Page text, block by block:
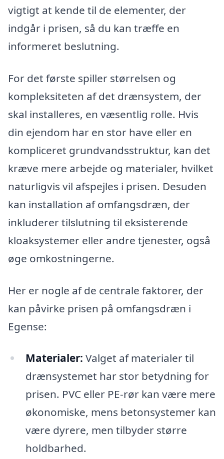
vigtigt at kende til de elementer, der
indgår i prisen, så du kan træffe en
informeret beslutning.
For det første spiller størrelsen og
kompleksiteten af det drænsystem, der
skal installeres, en væsentlig rolle. Hvis
din ejendom har en stor have eller en
kompliceret grundvandsstruktur, kan det
kræve mere arbejde og materialer, hvilket
naturligvis vil afspejles i prisen. Desuden
kan installation af omfangsdræn, der
inkluderer tilslutning til eksisterende
kloaksystemer eller andre tjenester, også
øge omkostningerne.
Her er nogle af de centrale faktorer, der
kan påvirke prisen på omfangsdræn i
Egense:
Materialer: Valget af materialer til
drænsystemet har stor betydning for
prisen. PVC eller PE-rør kan være mere
økonomiske, mens betonsystemer kan
være dyrere, men tilbyder større
holdbarhed.